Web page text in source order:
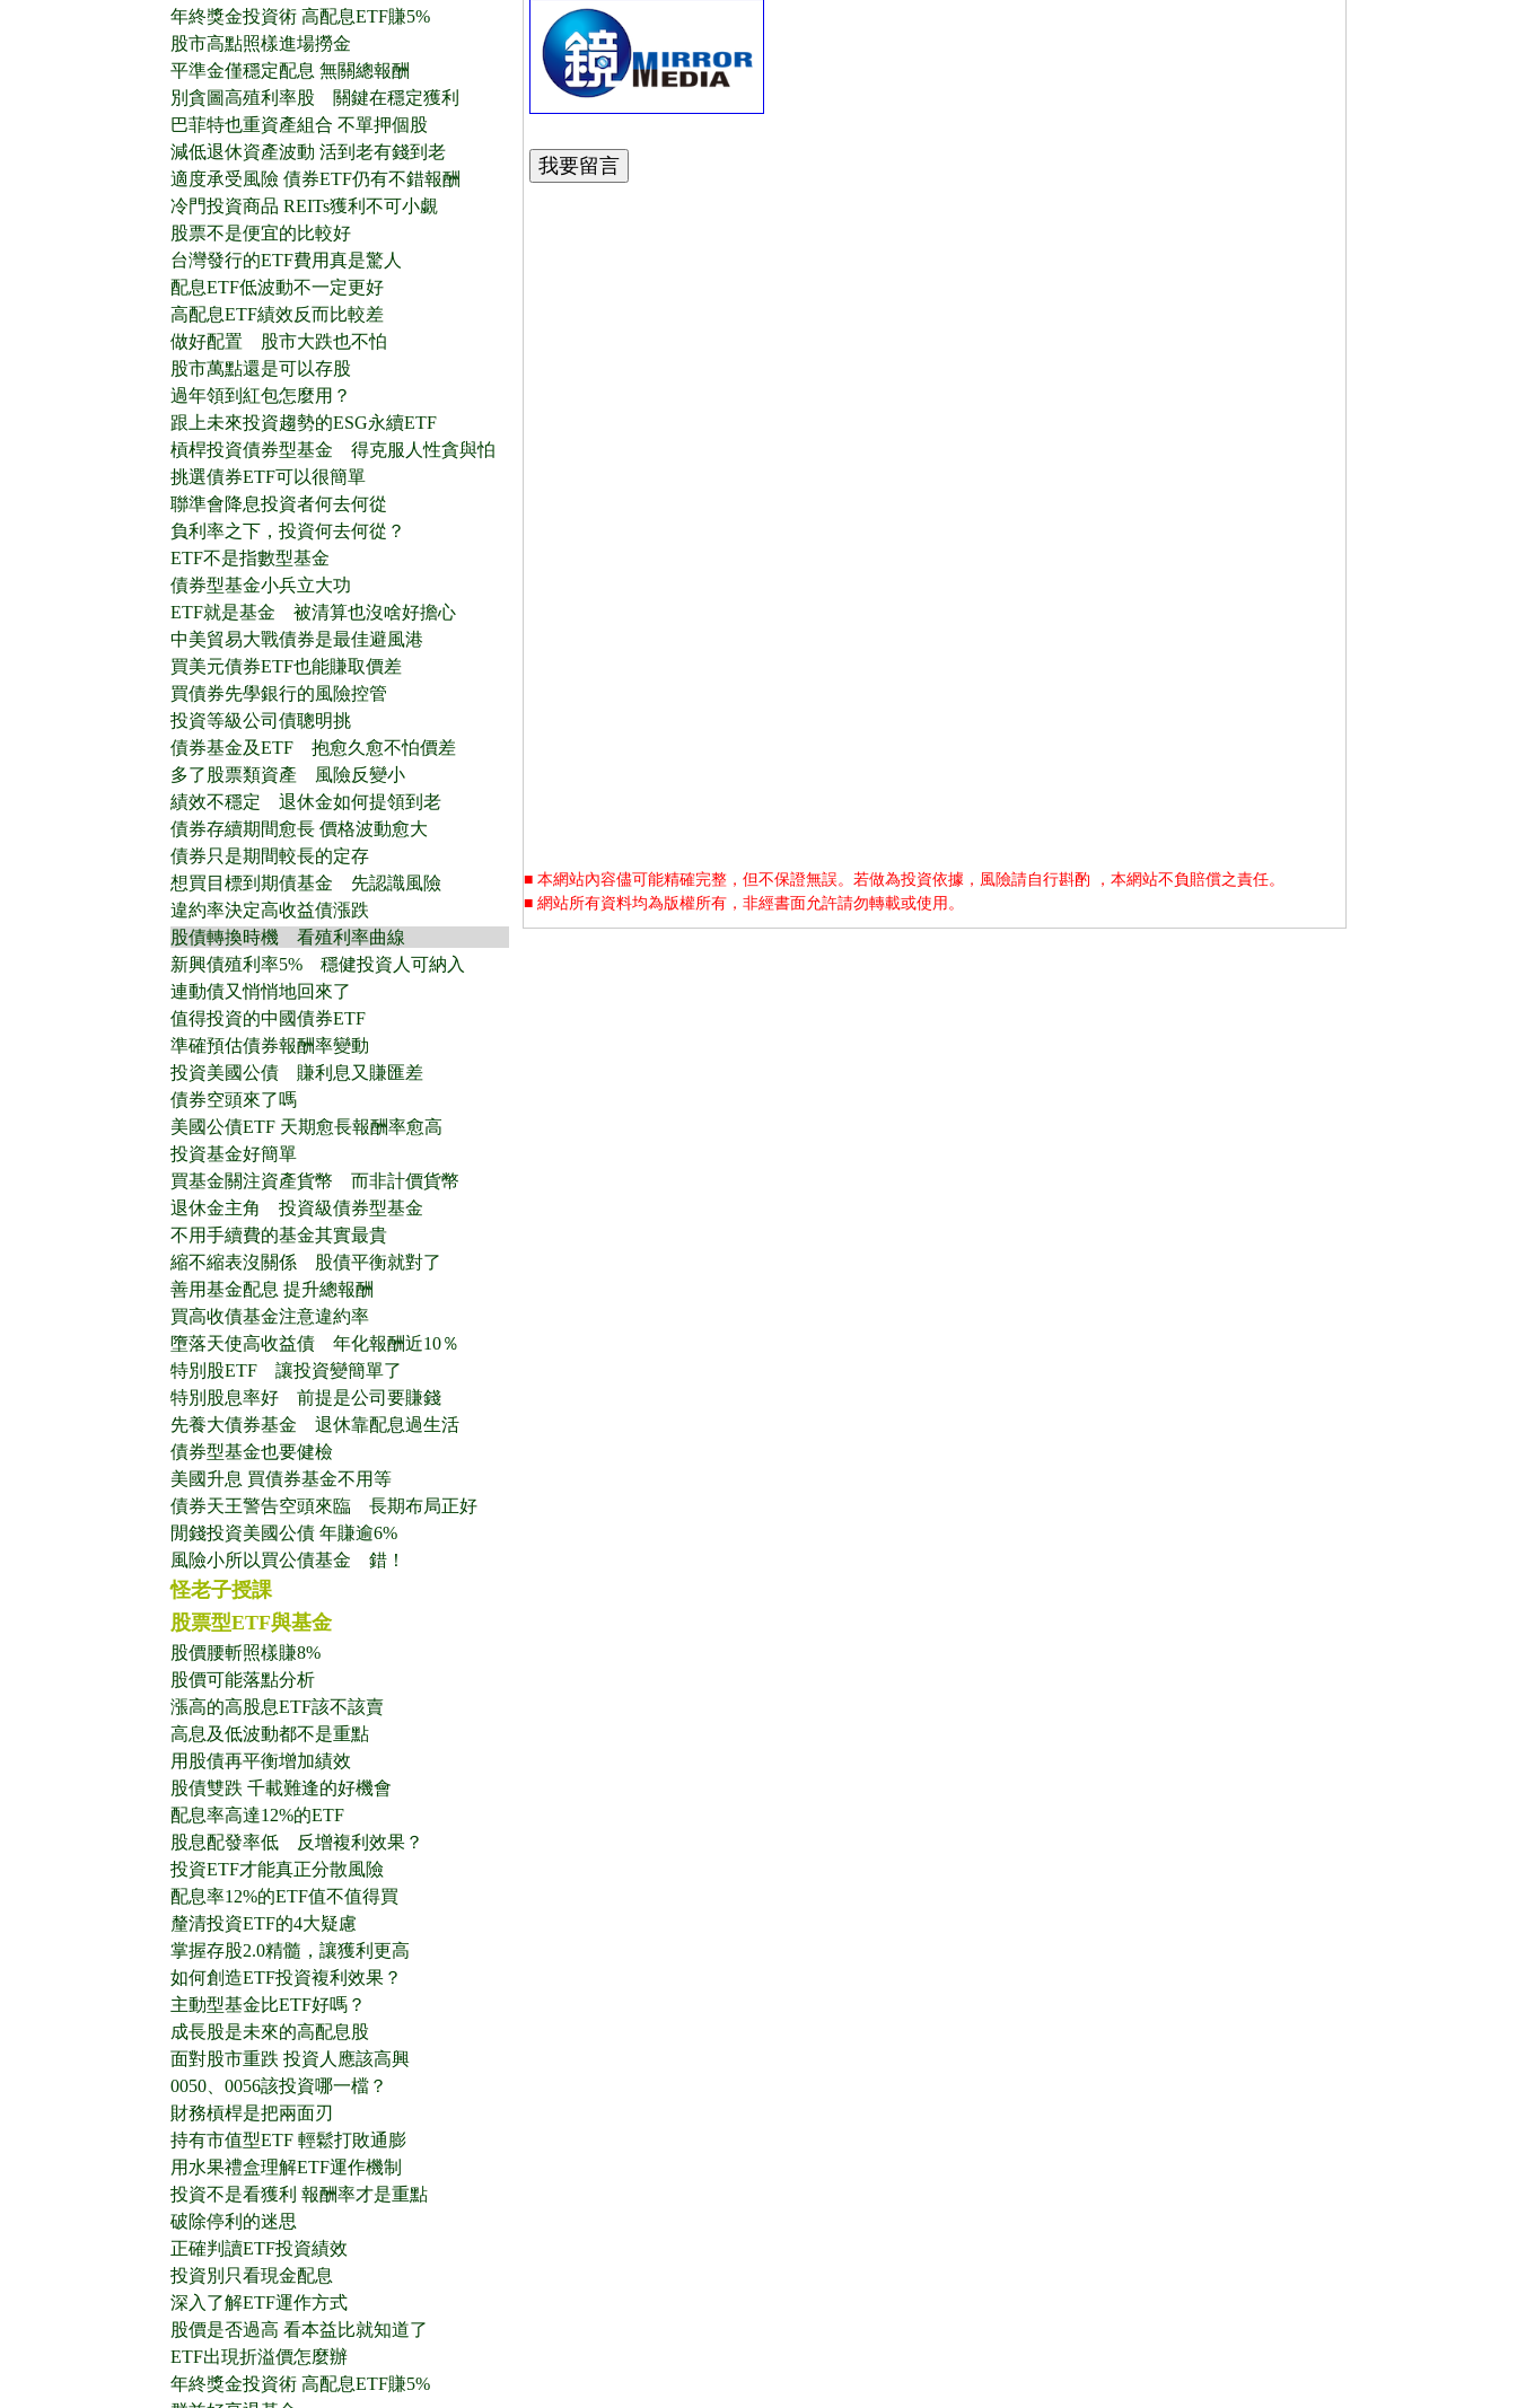
年終獎金投資術 高配息ETF賺5%
股市高點照樣進場撈金
平準金僅穩定配息 無關總報酬
別貪圖高殖利率股 關鍵在穩定獲利
巴菲特也重資產組合 不單押個股
減低退休資產波動 活到老有錢到老
適度承受風險 債券ETF仍有不錯報酬
冷門投資商品 REITs獲利不可小覷
股票不是便宜的比較好
台灣發行的ETF費用真是驚人
配息ETF低波動不一定更好
高配息ETF績效反而比較差
做好配置 股市大跌也不怕
股市萬點還是可以存股
過年領到紅包怎麼用？
跟上未來投資趨勢的ESG永續ETF
槓桿投資債券型基金 得克服人性貪與怕
挑選債券ETF可以很簡單
聯準會降息投資者何去何從
負利率之下，投資何去何從？
ETF不是指數型基金
債券型基金小兵立大功
ETF就是基金 被清算也沒啥好擔心
中美貿易大戰債券是最佳避風港
買美元債券ETF也能賺取價差
買債券先學銀行的風險控管
投資等級公司債聰明挑
債券基金及ETF 抱愈久愈不怕價差
多了股票類資產 風險反變小
績效不穩定 退休金如何提領到老
債券存續期間愈長 價格波動愈大
債券只是期間較長的定存
想買目標到期債基金 先認識風險
違約率決定高收益債漲跌
股債轉換時機 看殖利率曲線
新興債殖利率5% 穩健投資人可納入
連動債又悄悄地回來了
值得投資的中國債券ETF
準確預估債券報酬率變動
投資美國公債 賺利息又賺匯差
債券空頭來了嗎
美國公債ETF 天期愈長報酬率愈高
投資基金好簡單
買基金關注資產貨幣 而非計價貨幣
退休金主角 投資級債券型基金
不用手續費的基金其實最貴
縮不縮表沒關係 股債平衡就對了
善用基金配息 提升總報酬
買高收債基金注意違約率
墮落天使高收益債 年化報酬近10％
特別股ETF 讓投資變簡單了
特別股息率好 前提是公司要賺錢
先養大債券基金 退休靠配息過生活
債券型基金也要健檢
美國升息 買債券基金不用等
債券天王警告空頭來臨 長期布局正好
閒錢投資美國公債 年賺逾6%
風險小所以買公債基金 錯！
怪老子授課
股票型ETF與基金
股價腰斬照樣賺8%
股價可能落點分析
漲高的高股息ETF該不該賣
高息及低波動都不是重點
用股債再平衡增加績效
股債雙跌 千載難逢的好機會
配息率高達12%的ETF
股息配發率低 反增複利效果？
投資ETF才能真正分散風險
配息率12%的ETF值不值得買
釐清投資ETF的4大疑慮
掌握存股2.0精髓，讓獲利更高
如何創造ETF投資複利效果？
主動型基金比ETF好嗎？
成長股是未來的高配息股
面對股市重跌 投資人應該高興
0050、0056該投資哪一檔？
財務槓桿是把兩面刃
持有市值型ETF 輕鬆打敗通膨
用水果禮盒理解ETF運作機制
投資不是看獲利 報酬率才是重點
破除停利的迷思
正確判讀ETF投資績效
投資別只看現金配息
深入了解ETF運作方式
股價是否過高 看本益比就知道了
ETF出現折溢價怎麼辦
年終獎金投資術 高配息ETF賺5%
■ 本網站內容儘可能精確完整，但不保證無誤。若做為投資依據，風險請自行斟酌 ，本網站不負賠償之責任。
■ 網站所有資料均為版權所有，非經書面允許請勿轉載或使用。